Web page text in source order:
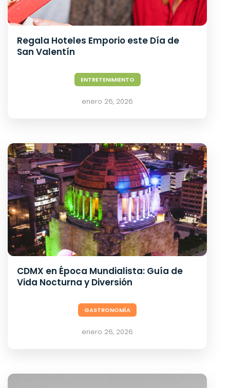
Regala Hoteles Emporio este Día de
San Valentín
ENTRETENIMIENTO
enero 26, 2026
CDMX en Época Mundialista: Guía de
Vida Nocturna y Diversión
GASTRONOMÍA
enero 26, 2026